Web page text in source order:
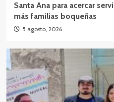
Santa Ana para acercar
más familias boqueñas
5 agosto, 2026